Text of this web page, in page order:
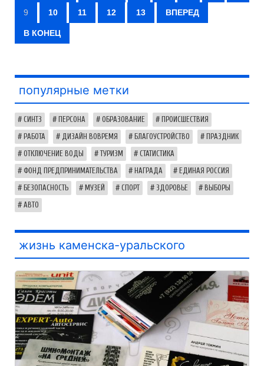
9 10 11 12 13 ВПЕРЕД
В КОНЕЦ
популярные метки
СИНТЗ ПЕРСОНА ОБРАЗОВАНИЕ ПРОИСШЕСТВИЯ
РАБОТА ДИЗАЙН ВОВРЕМЯ БЛАГОУСТРОЙСТВО ПРАЗДНИК
ОТКЛЮЧЕНИЕ ВОДЫ ТУРИЗМ СТАТИСТИКА
ФОНД ПРЕДПРИНИМАТЕЛЬСТВА НАГРАДА ЕДИНАЯ РОССИЯ
БЕЗОПАСНОСТЬ МУЗЕЙ СПОРТ ЗДОРОВЬЕ ВЫБОРЫ
АВТО
жизнь каменска-уральского